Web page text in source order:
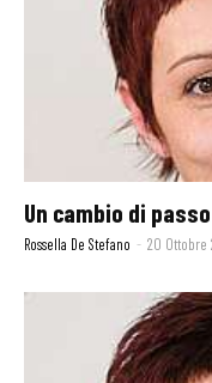
Un cambio di
Rossella De Stefano - 20 Ottobre